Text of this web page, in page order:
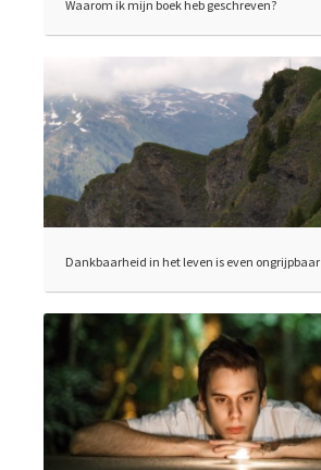
Waarom ik mijn boek heb geschreven?
Dankbaarheid in het leven is even ongrijpbaar